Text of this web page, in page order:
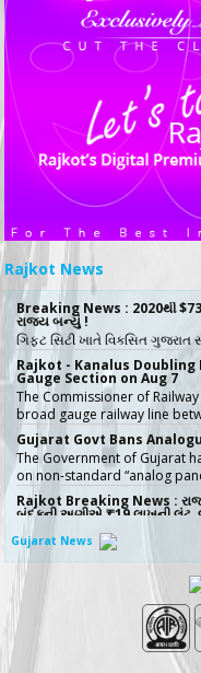
Rajkot News
Breaking News : 2020થી
રાજ્ય બન્યું !
ગિફ્ટ સિટી ખાતે વિકસિત
Rajkot - Kanalus Doubling
Gauge Section on Aug 7
The Commissioner of
broad gauge railway line
Gujarat Govt Bans
The Government of Gujarat
on non-standard “analog
Rajkot Breaking News :
બંદૂકની અણીએ ₹19 લાખની
રાજકોટમાં આંગડિયા પેઢીમાં 19
સૌરાષ્ટ્રના દર્દીઓ માટે રાહતના
સર્જરીનો સફળતાપૂર્વક પ્રારંભ-
સૌરાષ્ટ્રના દર્દીઓ માટે મોટા
No More Police Station
Gujarat, Directs State DGP
Gujarat State Police Chief
directives simplifying the
Gujarat News